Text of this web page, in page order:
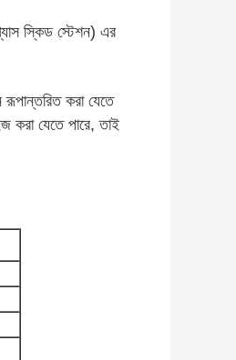
স্কিড স্টেশন) এর
রূপান্তরিত করা যেতে
করা যেতে পারে, তাই